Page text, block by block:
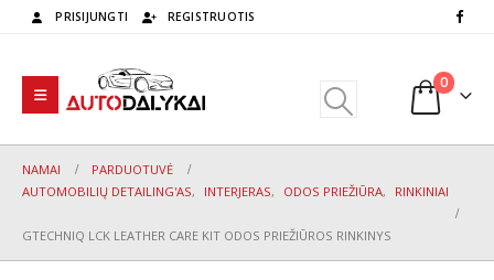
PRISIJUNGTI REGISTRUOTIS
0
NAMAI
PARDUOTUVĖ
AUTOMOBILIŲ DETAILING'AS, INTERJERAS, ODOS PRIEŽIŪRA, RINKINIAI
GTECHNIQ LCK LEATHER CARE KIT ODOS PRIEŽIŪROS RINKINYS